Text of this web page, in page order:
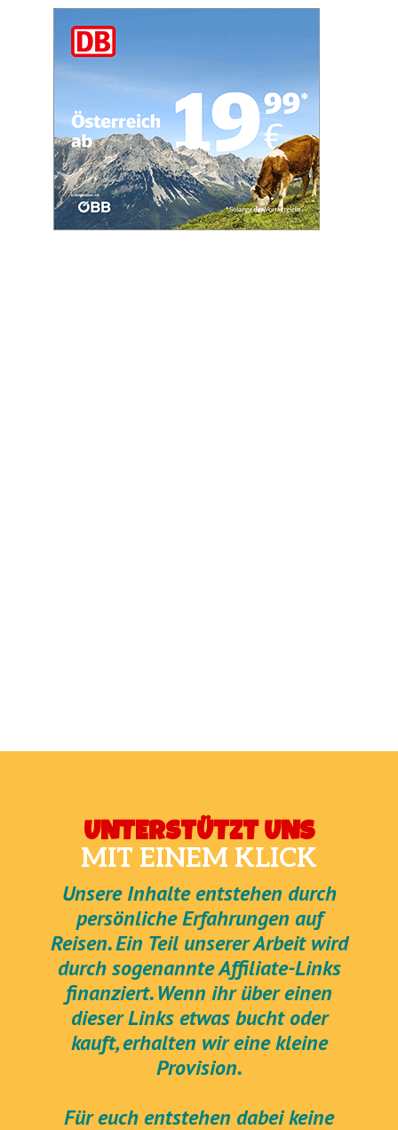
UNTERSTÜTZT UNS
MIT EINEM KLICK
Unsere Inhalte entstehen durch
persönliche Erfahrungen auf
Reisen. Ein Teil unserer Arbeit wird
durch sogenannte Affiliate-Links
finanziert. Wenn ihr über einen
dieser Links etwas bucht oder
kauft, erhalten wir eine kleine
Provision.
Für euch entstehen dabei keine